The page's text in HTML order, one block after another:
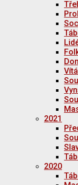
2021
2020